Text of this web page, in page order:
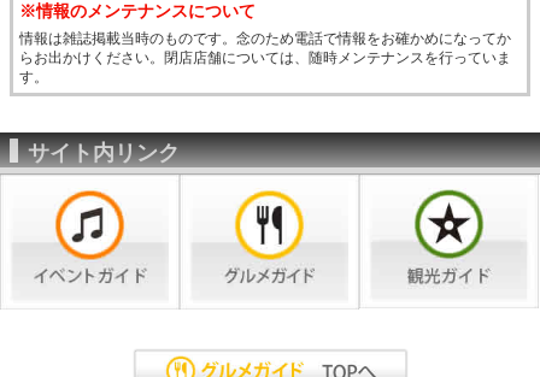
※情報のメンテナンスについて
情報は雑誌掲載当時のものです。念のため電話で情報をお確かめになってか
らお出かけください。閉店店舗については、随時メンテナンスを行っていま
す。
サイト内リンク